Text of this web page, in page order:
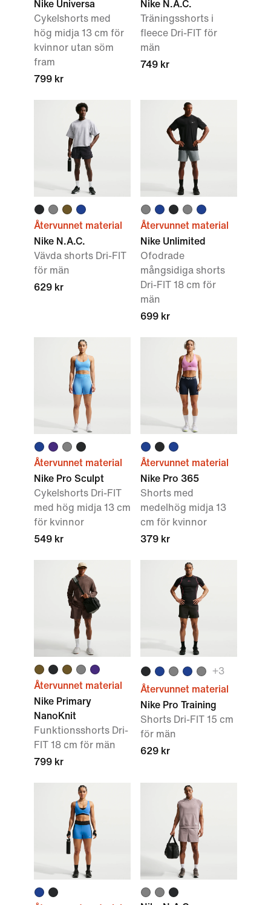
Nike Universa
Cykelshorts med
hög midja 13 cm för
kvinnor utan söm
fram
799 kr
Nike N.A.C.
Träningsshorts i
fleece Dri-FIT för
män
749 kr
Återvunnet material
Nike N.A.C.
Vävda shorts Dri-FIT
för män
629 kr
Återvunnet material
Nike Unlimited
Ofodrade
mångsidiga shorts
Dri-FIT 18 cm för
män
699 kr
Återvunnet material
Nike Pro Sculpt
Cykelshorts Dri-FIT
med hög midja 13 cm
för kvinnor
549 kr
Återvunnet material
Nike Pro 365
Shorts med
medelhög midja 13
cm för kvinnor
379 kr
Återvunnet material
Nike Primary
NanoKnit
Funktionsshorts Dri-
FIT 18 cm för män
799 kr
+3
Återvunnet material
Nike Pro Training
Shorts Dri-FIT 15 cm
för män
629 kr